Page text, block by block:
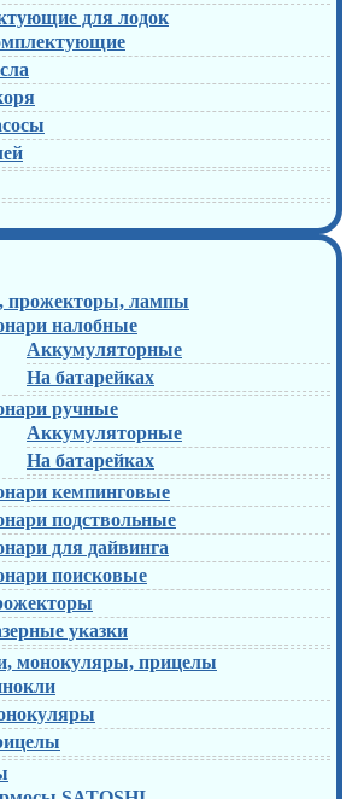
для лодок
прожекторы, лампы
налобные
Аккумуляторные
На батарейках
ручные
Аккумуляторные
На батарейках
кемпинговые
подствольные
для дайвинга
поисковые
указки
монокуляры, прицелы